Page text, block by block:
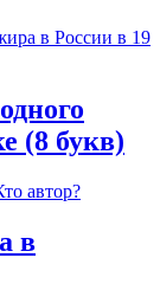
(8 букв)
в